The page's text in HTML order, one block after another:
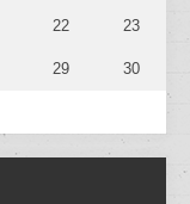
22 23
29 30